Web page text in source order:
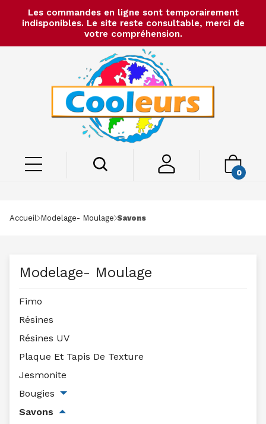
Les commandes en ligne sont temporairement
indisponibles. Le site reste consultable, merci de
votre compréhension.
0
Accueil Modelage- Moulage Savons
Modelage- Moulage
Fimo
Résines
Résines UV
Plaque Et Tapis De Texture
Jesmonite
Bougies
Savons